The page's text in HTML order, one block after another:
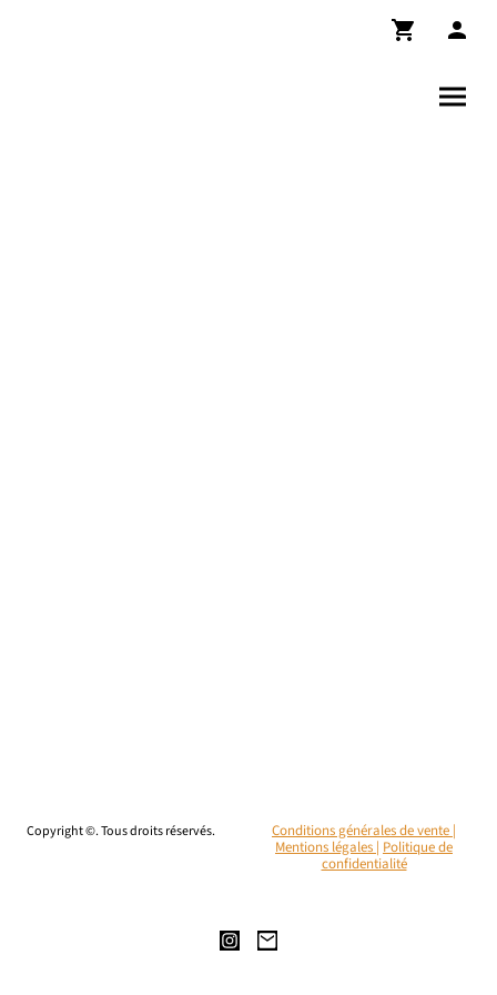
Copyright ©. Tous droits réservés.
Conditions générales de vente |
Mentions légales | Politique de
confidentialité